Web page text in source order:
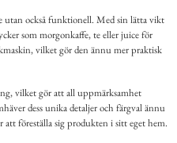
utan också funktionell. Med sin lätta vikt
som morgonkaffe, te eller juice för
vilket gör den ännu mer praktisk
vilket gör att all uppmärksamhet
dess unika detaljer och färgval ännu
föreställa sig produkten i sitt eget hem.